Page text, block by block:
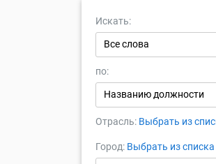
Искать:
Все слова
по:
Названию должности
Отрасль: Выбрать из
Город: Выбрать из списка